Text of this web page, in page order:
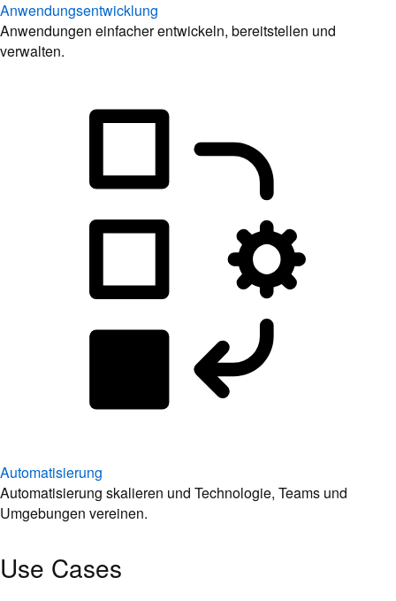
Anwendungsentwicklung
Anwendungen einfacher entwickeln, bereitstellen und
verwalten.
Automatisierung
Automatisierung skalieren und Technologie, Teams und
Umgebungen vereinen.
Use Cases